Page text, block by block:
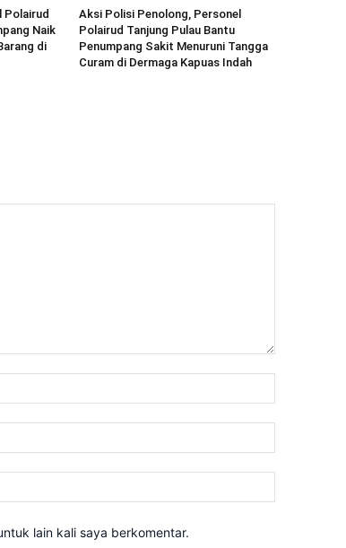
Polairud
Naik
di
Aksi Polisi Penolong, Personel
Polairud Tanjung Pulau Bantu
Penumpang Sakit Menuruni Tangga
Curam di Dermaga Kapuas Indah
lain kali saya berkomentar.